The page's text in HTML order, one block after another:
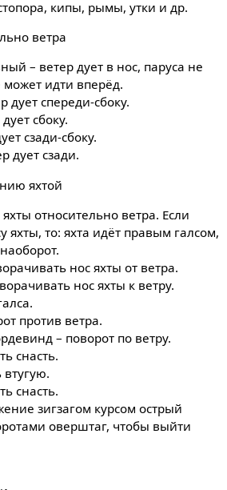
кипы, рымы, утки и др.
ветра
– ветер дует в нос, паруса не
может идти вперёд.
дует спереди-сбоку.
сбоку.
сзади-сбоку.
дует сзади.
яхтой
относительно ветра. Если
яхты, то: яхта идёт правым галсом,
нос яхты от ветра.
нос яхты к ветру.
против ветра.
– поворот по ветру.
снасть.
снасть.
зигзагом курсом острый
оверштаг, чтобы выйти